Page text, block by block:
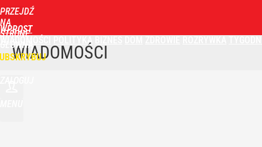
PRZEJDŹ
NA
STRONĘ
GŁÓWNĄ
WPROST
POLITYKA
WIADOMOŚCI